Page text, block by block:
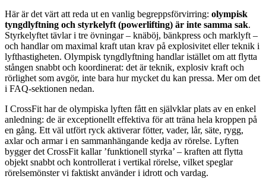
Här är det värt att reda ut en vanlig begreppsförvirring: olympisk
tyngdlyftning och styrkelyft (powerlifting) är inte samma sak.
Styrkelyftet tävlar i tre övningar – knäböj, bänkpress och marklyft –
och handlar om maximal kraft utan krav på explosivitet eller teknik i
lyfthastigheten. Olympisk tyngdlyftning handlar istället om att flytta
stången snabbt och koordinerat: det är teknik, explosiv kraft och
rörlighet som avgör, inte bara hur mycket du kan pressa. Mer om det
i FAQ-sektionen nedan.
I CrossFit har de olympiska lyften fått en självklar plats av en enkel
anledning: de är exceptionellt effektiva för att träna hela kroppen på
en gång. Ett väl utfört ryck aktiverar fötter, vader, lår, säte, rygg,
axlar och armar i en sammanhängande kedja av rörelse. Lyften
bygger det CrossFit kallar ’funktionell styrka’ – kraften att flytta
objekt snabbt och kontrollerat i vertikal rörelse, vilket speglar
rörelsemönster vi faktiskt använder i idrott och vardag.